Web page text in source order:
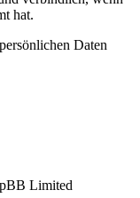
hat.
Daten
Limited